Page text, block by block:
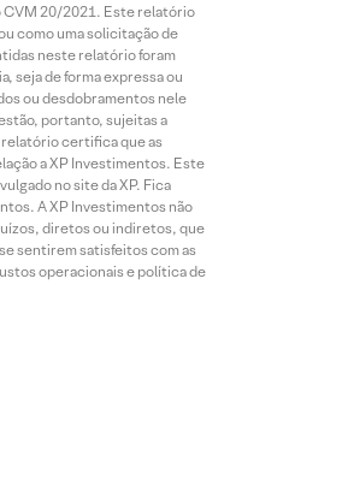
CVM 20/2021. Este relatório
como uma solicitação de
neste relatório foram
seja de forma expressa ou
ou desdobramentos nele
portanto, sujeitas a
relatório certifica que as
a XP Investimentos. Este
no site da XP. Fica
A XP Investimentos não
diretos ou indiretos, que
sentirem satisfeitos com as
operacionais e política de